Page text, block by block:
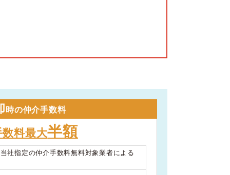
時の仲介手数料
数料最大半額
社指定の仲介手数料無料対象業者による